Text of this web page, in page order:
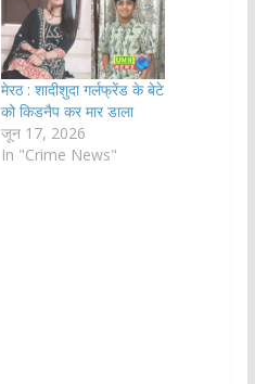
मेरठ : शादीशुदा गर्लफ्रेंड के बेटे
को किडनैप कर मार डाला
जून 17, 2026
In "Crime News"